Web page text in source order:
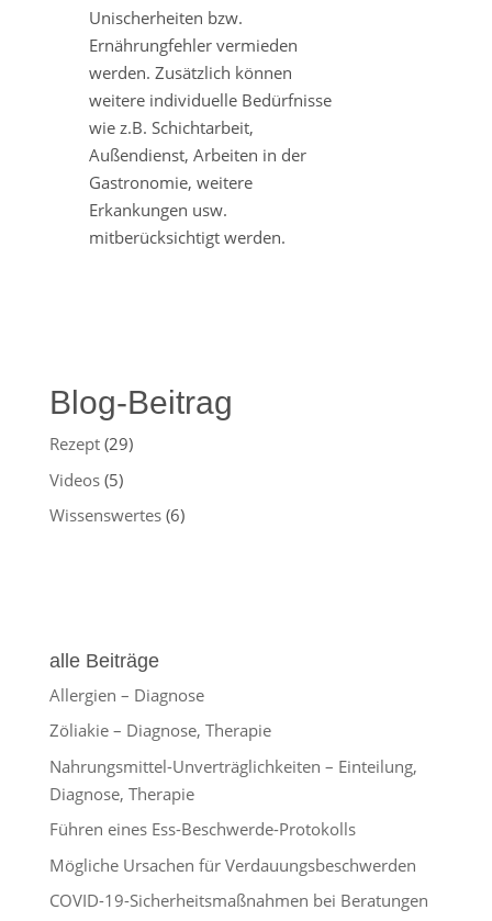
Unischerheiten bzw.
Ernährungfehler vermieden
werden. Zusätzlich können
weitere individuelle Bedürfnisse
wie z.B. Schichtarbeit,
Außendienst, Arbeiten in der
Gastronomie, weitere
Erkankungen usw.
mitberücksichtigt werden.
Blog-Beitrag
Rezept(29)
Videos(5)
Wissenswertes(6)
alle Beiträge
Allergien – Diagnose
Zöliakie – Diagnose, Therapie
Nahrungsmittel-Unverträglichkeiten – Einteilung,
Diagnose, Therapie
Führen eines Ess-Beschwerde-Protokolls
Mögliche Ursachen für Verdauungsbeschwerden
COVID-19-Sicherheitsmaßnahmen bei Beratungen